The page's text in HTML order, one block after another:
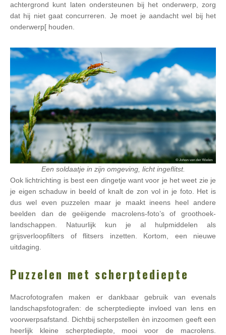
achtergrond kunt laten ondersteunen bij het onderwerp, zorg
dat hij niet gaat concurreren. Je moet je aandacht wel bij het
onderwerp[ houden.
Een soldaatje in zijn omgeving, licht ingeflitst.
Ook lichtrichting is best een dingetje want voor je het weet zie je
je eigen schaduw in beeld of knalt de zon vol in je foto. Het is
dus wel even puzzelen maar je maakt ineens heel andere
beelden dan de geëigende macrolens-foto’s of groothoek-
landschappen. Natuurlijk kun je al hulpmiddelen als
grijsverloopfilters of flitsers inzetten. Kortom, een nieuwe
uitdaging.
Puzzelen met scherptediepte
Macrofotografen maken er dankbaar gebruik van evenals
landschapsfotografen: de scherptediepte invloed van lens en
voorwerpsafstand. Dichtbij scherpstellen èn inzoomen geeft een
heerlijk kleine scherptediepte, mooi voor de macrolens.